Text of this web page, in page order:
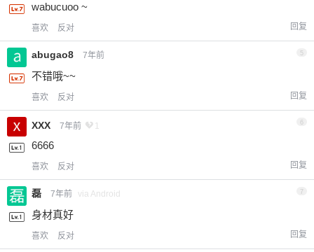
wabucuoo ~
喜欢 反对 回复
abugao8 7年前 5
不错哦~~
喜欢 反对 回复
XXX 7年前 1 6
6666
喜欢 反对 回复
磊 7年前 via Android 7
身材真好
喜欢 反对 回复